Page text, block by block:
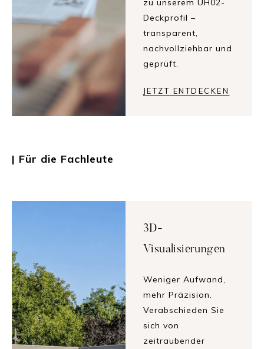
zu unserem UH02-
Deckprofil –
transparent,
nachvollziehbar und
geprüft.
JETZT ENTDECKEN
| Für die Fachleute
3D-
Visualisierungen
Weniger Aufwand,
mehr Präzision.
Verabschieden Sie
sich von
zeitraubender